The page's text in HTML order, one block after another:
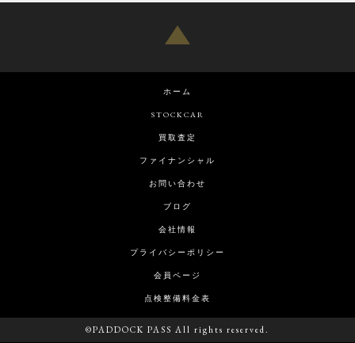
ホーム
STOCKCAR
買取査定
ファイナンシャル
お問い合わせ
ブログ
会社情報
プライバシーポリシー
会員ページ
点検整備料金表
©PADDOCK PASS All rights reserved.